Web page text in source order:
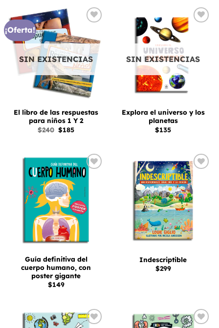
¡Oferta!
a la
lista
de
deseos
SIN EXISTENCIAS
El libro de las respuestas
para niños 1 Y 2
$240 El
precio
$185El
$185.
Añadir
deseos
SIN EXISTENCIAS
Explora el universo y los
planetas
$135
Añadir
lista
deseos
Guía definitiva del
cuerpo humano, con
poster gigante
$149
Añadir
a la
lista
deseos
Indescriptible
$299